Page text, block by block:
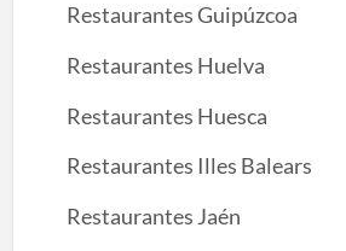
Restaurantes Guipúzcoa
Restaurantes Huelva
Restaurantes Huesca
Restaurantes Illes Balears
Restaurantes Jaén